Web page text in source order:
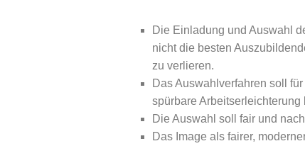
Die Einladung und Auswahl
nicht die besten
zu verlieren.
Das Auswahlverfahren soll
spürbare Arbeitserleichterung
Die Auswahl soll fair und
Das Image als fairer,